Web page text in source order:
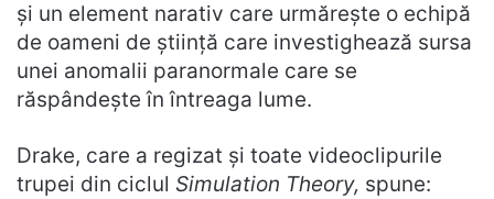
și un element narativ care urmărește o echipă
de oameni de știință care investighează sursa
unei anomalii paranormale care se
răspândește în întreaga lume.
Drake, care a regizat și toate videoclipurile
trupei din ciclul Simulation Theory, spune: